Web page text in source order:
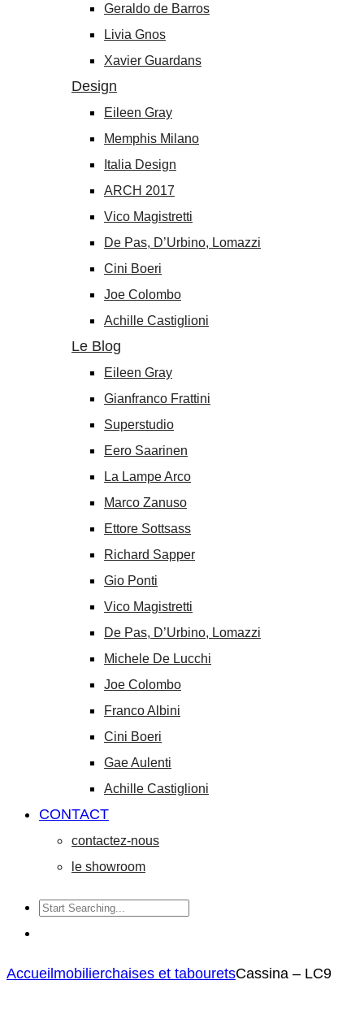
Geraldo de Barros
Livia Gnos
Xavier Guardans
Design
Eileen Gray
Memphis Milano
Italia Design
ARCH 2017
Vico Magistretti
De Pas, D’Urbino, Lomazzi
Cini Boeri
Joe Colombo
Achille Castiglioni
Le Blog
Eileen Gray
Gianfranco Frattini
Superstudio
Eero Saarinen
La Lampe Arco
Marco Zanuso
Ettore Sottsass
Richard Sapper
Gio Ponti
Vico Magistretti
De Pas, D’Urbino, Lomazzi
Michele De Lucchi
Joe Colombo
Franco Albini
Cini Boeri
Gae Aulenti
Achille Castiglioni
CONTACT
contactez-nous
le showroom
Accueil mobilierchaises et tabouretsCassina – LC9